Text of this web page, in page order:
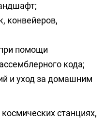
конвейеров,
помощи
кода;
и уход за домашним
станциях,